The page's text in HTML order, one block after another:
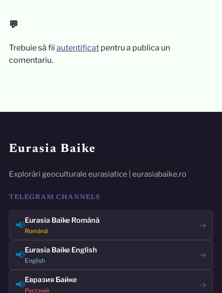
💬
Trebuie să fii autentificatpentru a publica un
comentariu.
Eurasia Baike
Explorări geoculturale eurasiatice | eurasiabaike.ro
TELEGRAM CHANNELS
📢Eurasia Baike Română
Română
→
📢Eurasia Baike English
English
→
📢Евразия Байке
Русский
→